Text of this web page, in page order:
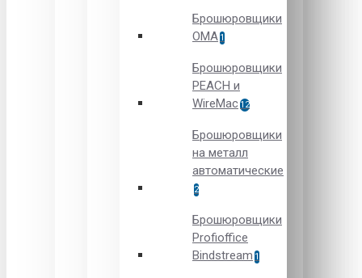
Брошюровщики
OMA 1
Брошюровщики
PEACH и
WireMac 12
Брошюровщики
на металл
автоматические
2
Брошюровщики
Рrofioffice
Вindstream 1